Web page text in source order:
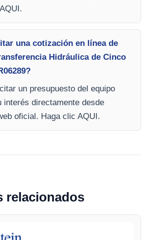
una cotización en línea de
Hidráulica de Cinco
un presupuesto del equipo
interés directamente desde
oficial. Haga clic AQUI.
relacionados